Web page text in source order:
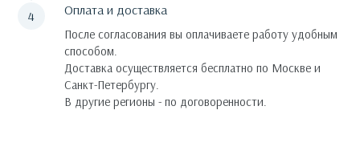
Оплата и доставка
После согласования вы оплачиваете работу удобным
способом.
Доставка осуществляется бесплатно по Москве и
Санкт-Петербургу.
В другие регионы - по договоренности.